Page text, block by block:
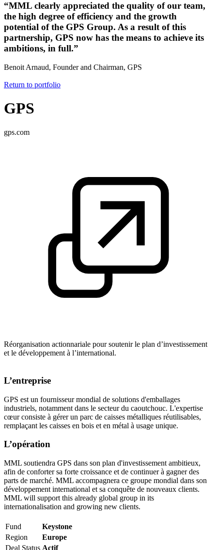
“MML clearly appreciated the quality of our team,
the high degree of efficiency and the growth
potential of the GPS Group. As a result of this
partnership, GPS now has the means to achieve its
ambitions, in full.”
Benoit Arnaud, Founder and Chairman, GPS
Return to portfolio
GPS
gps.com
Réorganisation actionnariale pour soutenir le plan d’investissement
et le développement à l’international.
L’entreprise
GPS est un fournisseur mondial de solutions d'emballages
industriels, notamment dans le secteur du caoutchouc. L'expertise
cœur consiste à gérer un parc de caisses métalliques réutilisables,
remplaçant les caisses en bois et en métal à usage unique.
L’opération
MML soutiendra GPS dans son plan d'investissement ambitieux,
afin de conforter sa forte croissance et de continuer à gagner des
parts de marché. MML accompagnera ce groupe mondial dans son
développement international et sa conquête de nouveaux clients.
MML will support this already global group in its
internationalisation and growing new clients.
Fund
Keystone
Region
Europe
Deal Status Actif